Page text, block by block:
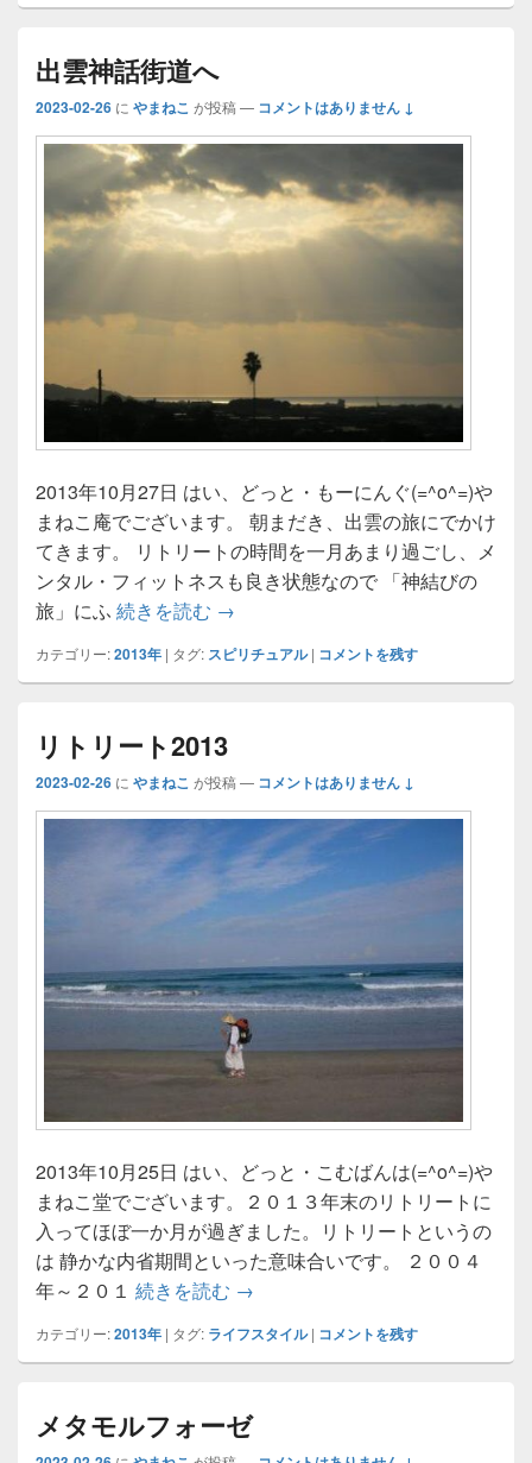
出雲神話街道へ
2023-02-26 に やまねこ が投稿 — コメントはありません ↓
2013年10月27日 はい、どっと・もーにんぐ(=^o^=)や
まねこ庵でございます。 朝まだき、出雲の旅にでかけ
てきます。 リトリートの時間を一月あまり過ごし、メ
ンタル・フィットネスも良き状態なので 「神結びの
旅」にふ 続きを読む 出雲神話街道へ
→
カテゴリー:2013年 | タグ: スピリチュアル | コメントを残す
リトリート2013
2023-02-26 に やまねこ が投稿 — コメントはありません ↓
2013年10月25日 はい、どっと・こむばんは(=^o^=)や
まねこ堂でございます。２０１３年末のリトリートに
入ってほぼ一か月が過ぎました。リトリートというの
は 静かな内省期間といった意味合いです。 ２００４
年～２０１ 続きを読む リトリート2013
→
カテゴリー:2013年 | タグ: ライフスタイル | コメントを残す
メタモルフォーゼ